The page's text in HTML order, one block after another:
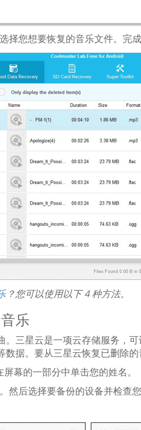
择您想要恢复的音乐文件。完
？您可以使用以下 4 种方法。
乐
。三星云是一项云存储服务，
据。要从三星云恢复已删除的
幕的一部分中单击您的姓名。
然后选择要备份的设备并检查